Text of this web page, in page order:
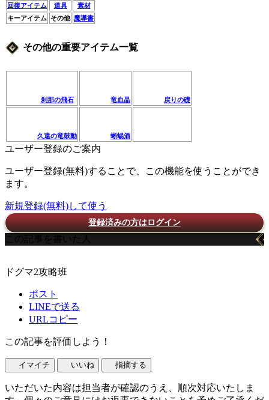
回復アイテム 道具
素材
キーアイテム その他 魔導書
その他の重要アイテム一覧
刹那の飛石 竜血晶 戻りの礎
久遠の竜鼓動 蜥蜴酒
ユーザー登録のご案内
ユーザー登録(無料)することで、この機能を使うことができ
ます。
新規登録(無料)して使う
登録済みの方はログイン
この記事を書いた人
ドグマ2攻略班
ポスト
LINEで送る
URLコピー
この記事を評価しよう！
イマイチ いいね 指摘する
いただいた内容は担当者が確認のうえ、順次対応いたしま